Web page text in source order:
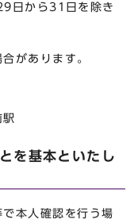
日から31日を除き
あります。
を基本といたし
本人確認を行う場